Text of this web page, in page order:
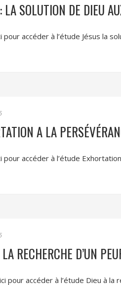
LA SOLUTION DE DIEU
pour accéder à l’étude Jésus la
A LA
pour accéder à l’étude
RECHERCHE D’UN
pour accéder à l’étude Dieu à la